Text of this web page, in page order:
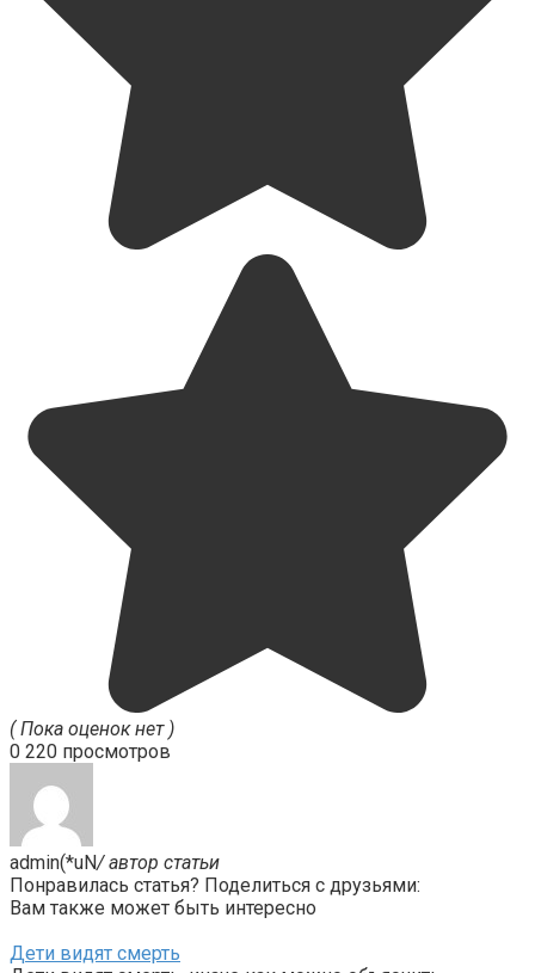
( Пока оценок нет )
0 220 просмотров
admin(*uN/ автор статьи
Понравилась статья? Поделиться с друзьями:
Вам также может быть интересно
Дети видят смерть